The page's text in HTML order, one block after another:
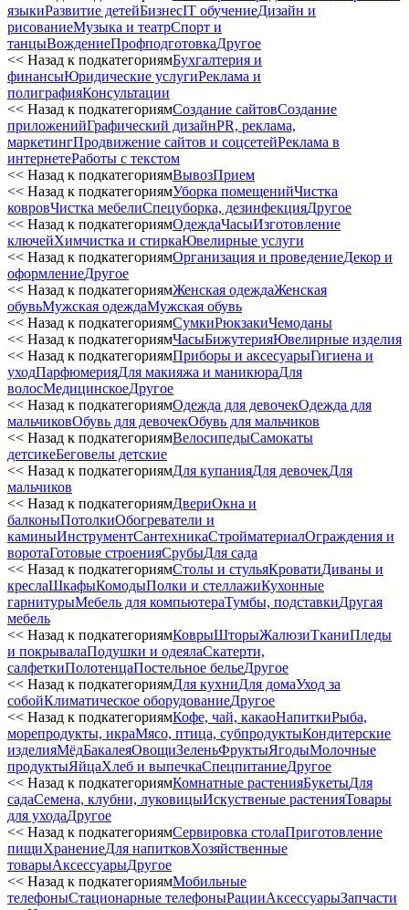
языкиРазвитие детейБизнесIT обучениеДизайн и
рисованиеМузыка и театрСпорт и
танцыВождениеПрофподготовкаДругое
<< Назад к подкатегориямБухгалтерия и
финансыЮридические услугиРеклама и
полиграфияКонсультации
<< Назад к подкатегориямСоздание сайтовСоздание
приложенийГрафический дизайнPR, реклама,
маркетингПродвижение сайтов и соцсетейРеклама в
интернетеРаботы с текстом
<< Назад к подкатегориямВывозПрием
<< Назад к подкатегориямУборка помещенийЧистка
ковровЧистка мебелиСпецуборка, дезинфекцияДругое
<< Назад к подкатегориямОдеждаЧасыИзготовление
ключейХимчистка и стиркаЮвелирные услуги
<< Назад к подкатегориямОрганизация и проведениеДекор и
оформлениеДругое
<< Назад к подкатегориямЖенская одеждаЖенская
обувьМужская одеждаМужская обувь
<< Назад к подкатегориямСумкиРюкзакиЧемоданы
<< Назад к подкатегориямЧасыБижутерияЮвелирные изделия
<< Назад к подкатегориямПриборы и аксесуарыГигиена и
уходПарфюмерияДля макияжа и маникюраДля
волосМедицинскоеДругое
<< Назад к подкатегориямОдежда для девочекОдежда для
мальчиковОбувь для девочекОбувь для мальчиков
<< Назад к подкатегориямВелосипедыСамокаты
детсикеБеговелы детские
<< Назад к подкатегориямДля купанияДля девочекДля
мальчиков
<< Назад к подкатегориямДвериОкна и
балконыПотолкиОбогреватели и
каминыИнструментСантехникаСтройматериалОграждения и
воротаГотовые строенияСрубыДля сада
<< Назад к подкатегориямСтолы и стульяКроватиДиваны и
креслаШкафыКомодыПолки и стеллажиКухонные
гарнитурыМебель для компьютераТумбы, подставкиДругая
мебель
<< Назад к подкатегориямКоврыШторыЖалюзиТканиПледы
и покрывалаПодушки и одеялаСкатерти,
салфеткиПолотенцаПостельное бельеДругое
<< Назад к подкатегориямДля кухниДля домаУход за
собойКлиматическое оборудованиеДругое
<< Назад к подкатегориямКофе, чай, какаоНапиткиРыба,
морепродукты, икраМясо, птица, субпродуктыКондитерские
изделияМёдБакалеяОвощиЗеленьФруктыЯгодыМолочные
продуктыЯйцаХлеб и выпечкаСпецпитаниеДругое
<< Назад к подкатегориямКомнатные растенияБукетыДля
садаСемена, клубни, луковицыИскуственые растенияТовары
для уходаДругое
<< Назад к подкатегориямСервировка столаПриготовление
пищиХранениеДля напитковХозяйственные
товарыАксессуарыДругое
<< Назад к подкатегориямМобильные
телефоныСтационарные телефоныРацииАксессуарыЗапчасти